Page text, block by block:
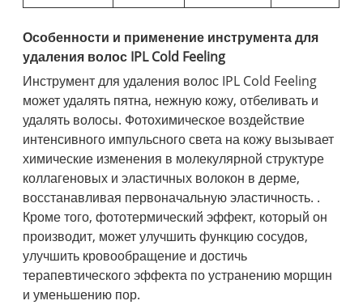
Особенности и применение инструмента для
удаления волос IPL Cold Feeling
Инструмент для удаления волос IPL Cold Feeling
может удалять пятна, нежную кожу, отбеливать и
удалять волосы. Фотохимическое воздействие
интенсивного импульсного света на кожу вызывает
химические изменения в молекулярной структуре
коллагеновых и эластичных волокон в дерме,
восстанавливая первоначальную эластичность. .
Кроме того, фототермический эффект, который он
производит, может улучшить функцию сосудов,
улучшить кровообращение и достичь
терапевтического эффекта по устранению морщин
и уменьшению пор.